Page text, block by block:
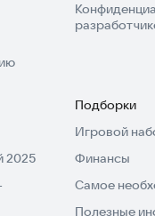
2025
Подборки
Игровой
Финансы
Самое
Полезные